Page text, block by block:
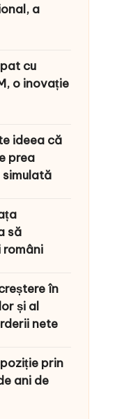
a
cu
o inovație
ideea că
prea
să
români
în
și al
nete
prin
ani de